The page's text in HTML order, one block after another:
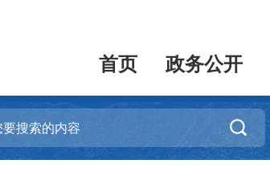
首页 政务公开
